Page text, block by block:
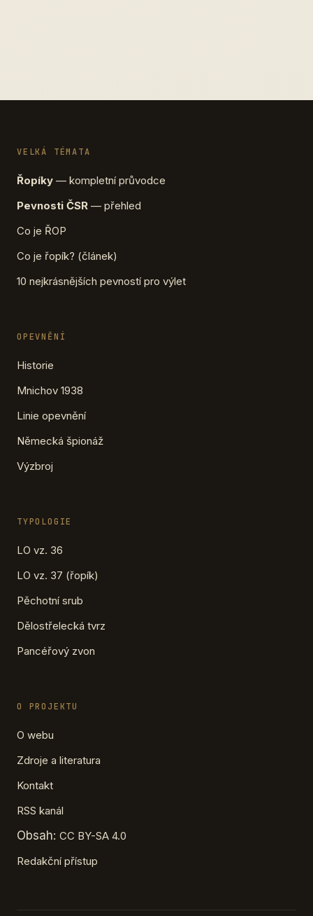
VELKÁ TÉMATA
Řopíky — kompletní průvodce
Pevnosti ČSR — přehled
Co je ŘOP
Co je řopík? (článek)
10 nejkrásnějších pevností pro výlet
OPEVNĚNÍ
Historie
Mnichov 1938
Linie opevnění
Německá špionáž
Výzbroj
TYPOLOGIE
LO vz. 36
LO vz. 37 (řopík)
Pěchotní srub
Dělostřelecká tvrz
Pancéřový zvon
O PROJEKTU
O webu
Zdroje a literatura
Kontakt
RSS kanál
Obsah: CC BY-SA 4.0
Redakční přístup